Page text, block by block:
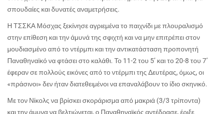
σπουδαίες και δυνατές αναμετρήσεις.
Η ΤΣΣΚΑ Μόσχας ξεκίνησε αγριεμένα το παιχνίδι με πλουραλισμό
στην επίθεση και την άμυνά της σφιχτή και να μην επιτρέπει στον
μουδιασμένο από το ντέρμπι και την αντικατάσταση προπονητή
Παναθηναϊκό να φτάσει στο καλάθι. Το 11-2 του 5’ και το 20-8 του 7’
έφεραν σε πολλούς εικόνες από το ντέρμπι της Δευτέρας, όμως, οι
«πράσινοι» δεν ήταν διατεθειμένοι να επαναλάβουν το ίδιο σκηνικό.
Με τον Νίκολς να βρίσκει σκοράρισμα από μακριά (3/3 τρίποντα)
και την άμυνα να βελτιώνεται, ο Παναθηναϊκός αντέδρασε, έριξε